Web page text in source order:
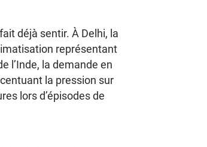
déjà sentir. À Delhi, la
représentant
l’Inde, la demande en
la pression sur
lors d’épisodes de